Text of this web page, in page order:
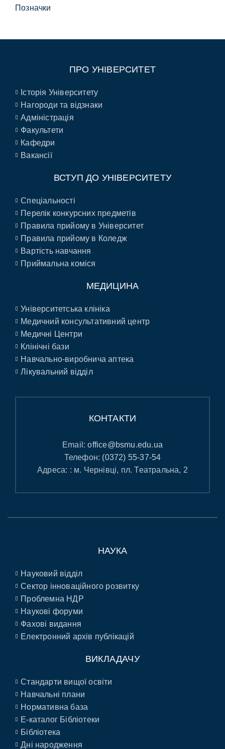
Позначки
ПРО УНІВЕРСИТЕТ
Історія Університету
Нагороди та відзнаки
Адміністрація
Факультети
Кафедри
Вакансії
ВСТУП ДО УНІВЕРСИТЕТУ
Спеціальності
Перелік конкурсних предметів
Правила прийому в Університет
Правила прийому в Коледж
Вартість навчання
Приймальна коміся
МЕДИЦИНА
Університетська клініка
Медичний консультативний центр
Медичні Центри
Клінічні бази
Навчально-виробнича аптека
Лікувальний відділ
КОНТАКТИ
Email:office@bsmu.edu.ua
Телефон: (0372) 55-37-54
Адреса: : м. Чернівці, пл. Театральна, 2
НАУКА
Науковий відділ
Сектор інноваційного розвитку
Проблемна НДР
Наукові форуми
Фахові видання
Електронний архів публікацій
ВИКЛАДАЧУ
Стандарти вищої освіти
Навчальні плани
Нормативна база
E-каталог Бібліотеки
Бібліотека
Дні народження